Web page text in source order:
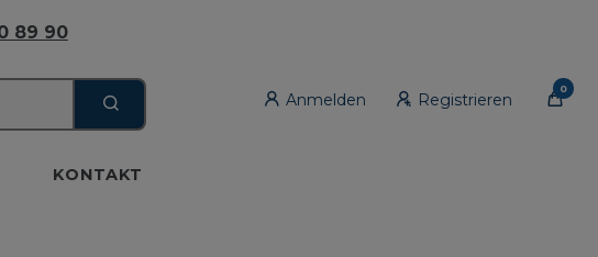
89 90
Anmelden Registrieren
0
KONTAKT